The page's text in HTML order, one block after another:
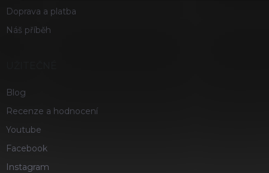
Doprava a platba
Náš příběh
Blog
Recenze a hodnocení
Youtube
Facebook
Instagram